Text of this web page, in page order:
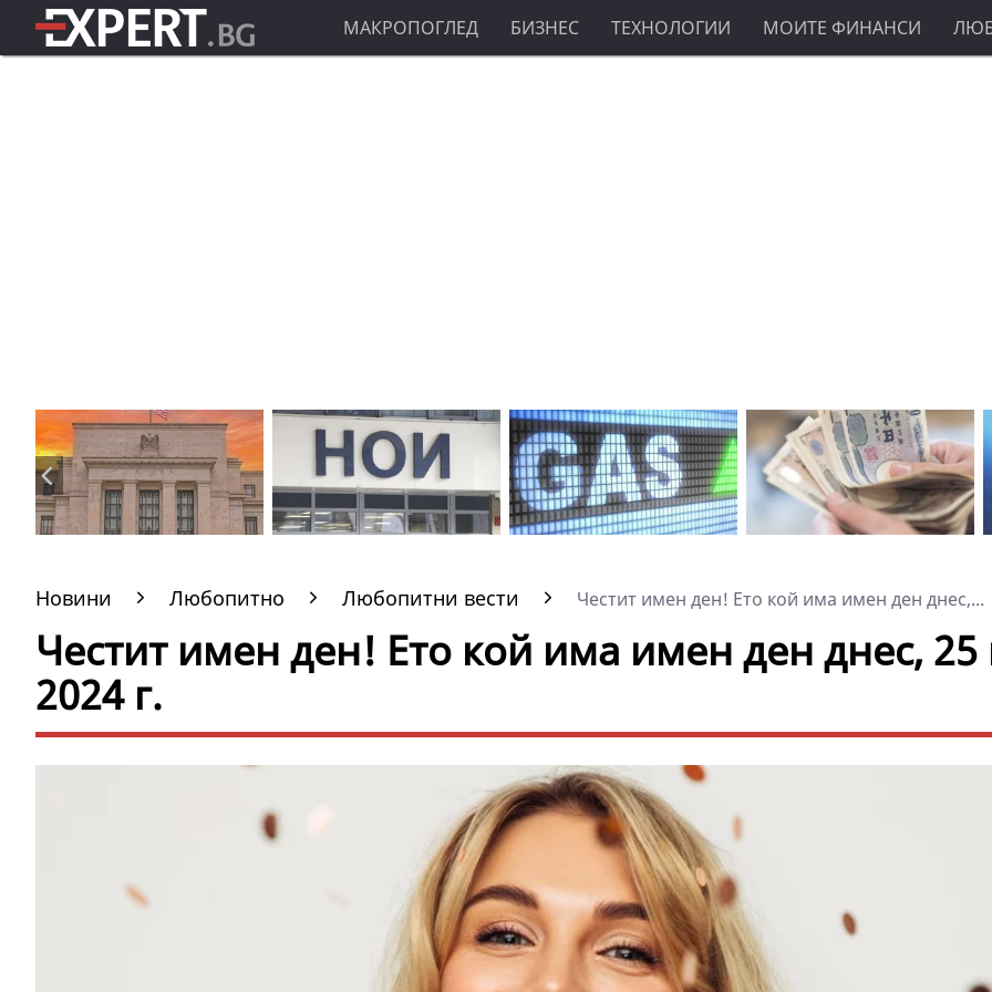
МАКРОПОГЛЕД БИЗНЕС ТЕХНОЛОГИИ МОИТЕ ФИНАНСИ
Новини Любопитно Любопитни вести Честит имен ден! Ето кой има имен ден днес,...
Честит имен ден! Ето кой има имен ден днес,
2024 г.